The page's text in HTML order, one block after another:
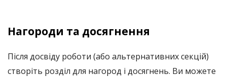
Нагороди та досягнення
Після досвіду роботи (або альтернативних секцій)
створіть розділ для нагород і досягнень. Ви можете